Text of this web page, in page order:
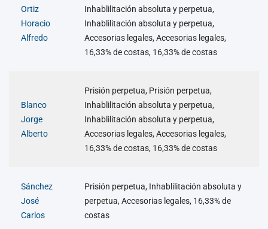
Ortiz
Horacio
Alfredo
Inhablilitación absoluta y perpetua,
Inhablilitación absoluta y perpetua,
Accesorias legales, Accesorias legales,
16,33% de costas, 16,33% de costas
Blanco
Jorge
Alberto
Prisión perpetua, Prisión perpetua,
Inhablilitación absoluta y perpetua,
Inhablilitación absoluta y perpetua,
Accesorias legales, Accesorias legales,
16,33% de costas, 16,33% de costas
Sánchez
José
Carlos
Prisión perpetua, Inhablilitación absoluta y
perpetua, Accesorias legales, 16,33% de
costas